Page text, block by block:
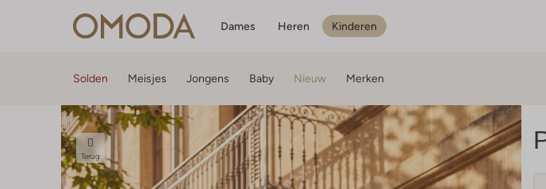
Dames Heren Kinderen
Solden Meisjes Jongens Baby Nieuw Merken
Terug